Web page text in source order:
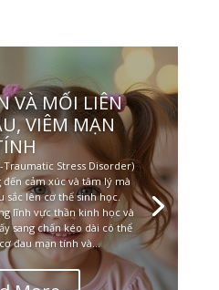
VÀ MỐI LIÊN
VIÊM MẠN
Traumatic Stress Disorder)
cảm xúc và tâm lý mà
sắc lên cơ thể sinh học.
lĩnh vực thần kinh học và
sang chấn kéo dài có thể
đau mạn tính và...